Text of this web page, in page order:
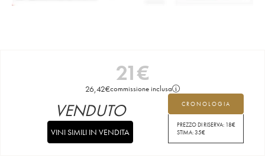
21€
26,42€commissione inclusa
CRONOLOGIA
PREZZO DI RISERVA: 18€
STIMA:35€
VENDUTO
VINI SIMILI IN VENDITA